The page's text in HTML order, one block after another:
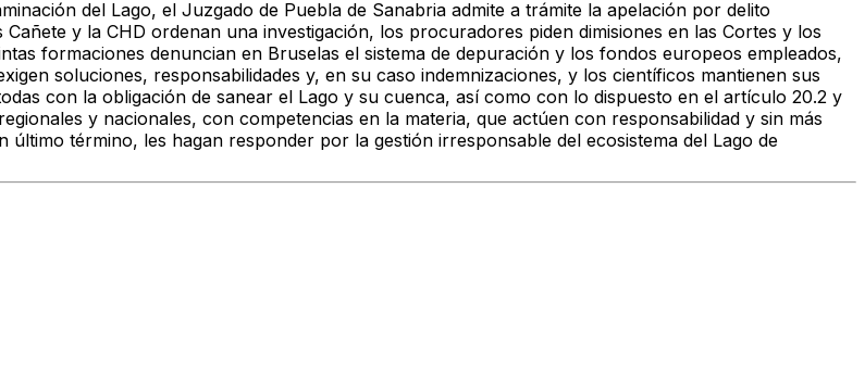
del Lago, el Juzgado de Puebla de Sanabria admite a trámite la apelación por delito
y la CHD ordenan una investigación, los procuradores piden dimisiones en las Cortes y los
formaciones denuncian en Bruselas el sistema de depuración y los fondos europeos empleados,
soluciones, responsabilidades y, en su caso indemnizaciones, y los científicos mantienen sus
con la obligación de sanear el Lago y su cuenca, así como con lo dispuesto en el artículo 20.2 y
y nacionales, con competencias en la materia, que actúen con responsabilidad y sin más
término, les hagan responder por la gestión irresponsable del ecosistema del Lago de